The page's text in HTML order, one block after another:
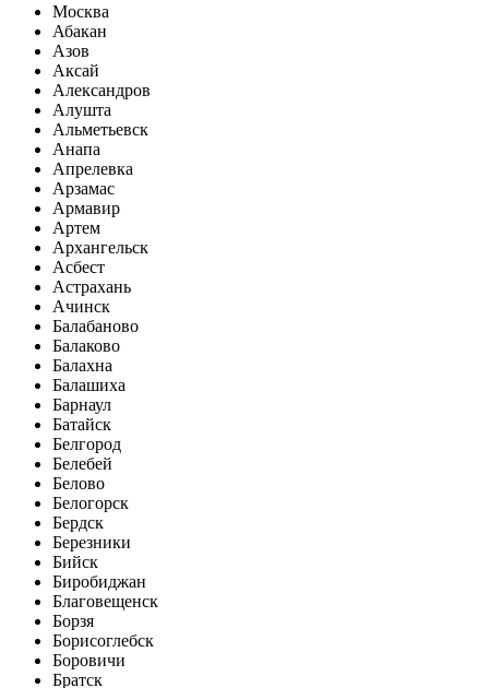
Москва
Абакан
Азов
Аксай
Александров
Алушта
Альметьевск
Анапа
Апрелевка
Арзамас
Армавир
Артем
Архангельск
Асбест
Астрахань
Ачинск
Балабаново
Балаково
Балахна
Балашиха
Барнаул
Батайск
Белгород
Белебей
Белово
Белогорск
Бердск
Березники
Бийск
Биробиджан
Благовещенск
Борзя
Борисоглебск
Боровичи
Братск